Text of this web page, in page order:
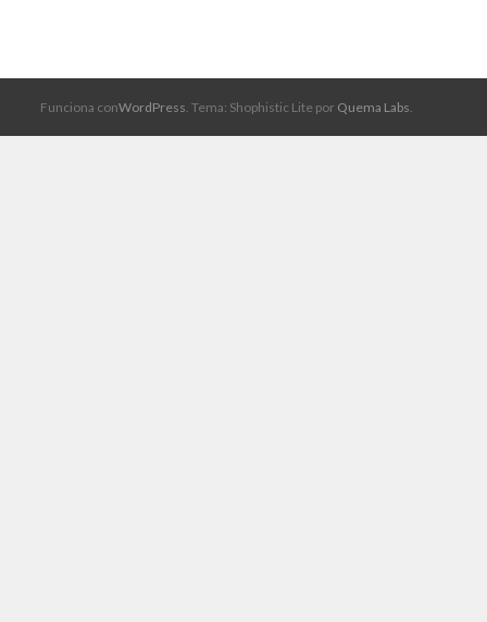
Funciona conWordPress. Tema: Shophistic Lite por Quema Labs.